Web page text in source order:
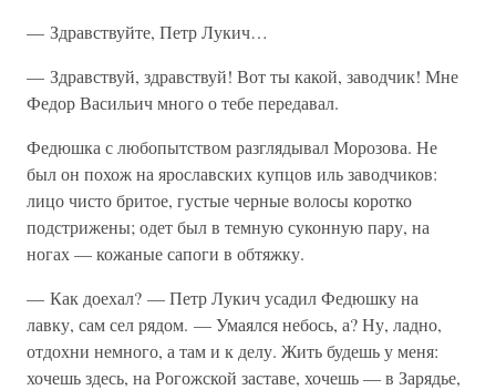
— Здравствуйте, Петр Лукич…
— Здравствуй, здравствуй! Вот ты какой, заводчик! Мне
Федор Васильич много о тебе передавал.
Федюшка с любопытством разглядывал Морозова. Не
был он похож на ярославских купцов иль заводчиков:
лицо чисто бритое, густые черные волосы коротко
подстрижены; одет был в темную суконную пару, на
ногах — кожаные сапоги в обтяжку.
— Как доехал? — Петр Лукич усадил Федюшку на
лавку, сам сел рядом. — Умаялся небось, а? Ну, ладно,
отдохни немного, а там и к делу. Жить будешь у меня:
хочешь здесь, на Рогожской заставе, хочешь — в Зарядье,